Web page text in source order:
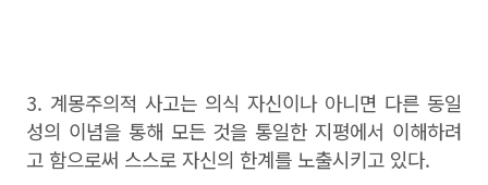
3. 계몽주의적 사고는 의식 자신이나 아니면 다른 동일
성의 이념을 통해 모든 것을 통일한 지평에서 이해하려
고 함으로써 스스로 자신의 한계를 노출시키고 있다.